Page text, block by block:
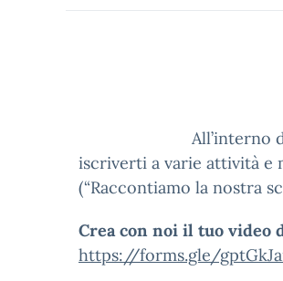
All’interno
iscriverti a varie attività e
(“Raccontiamo la nostra
Crea con noi il tuo video
https://forms.gle/